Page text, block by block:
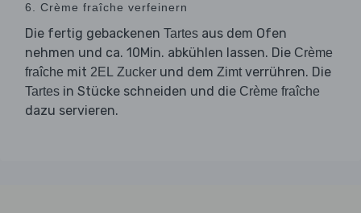
6. Crème fraîche verfeinern
Die fertig gebackenen Tartes aus dem Ofen
nehmen und ca. 10Min. abkühlen lassen. Die Crème
fraîche mit 2EL Zucker und dem Zimtverrühren. Die
Tartes in Stücke schneiden und die Crème fraîche
dazu servieren.